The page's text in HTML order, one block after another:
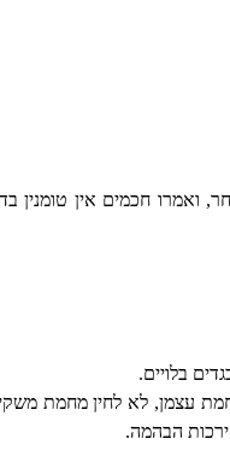
חכמים אין טומנין
בלויים.
עצמן, לא לחין מחמת
הבהמה.